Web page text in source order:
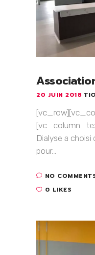
20 JUIN 2018
Dialyse a choisi
pour...
NO
0 LIKES